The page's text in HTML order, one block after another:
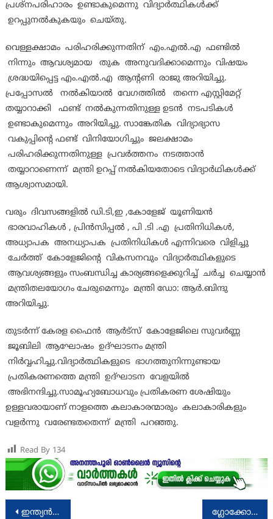
പ്രശ്‌നപരിഹാരം ഉണ്ടാകുമെന്നു വിദ്യാർത്ഥികൾക്ക്
ഉറപ്പുനൽകുകയും ചെയ്തു.
വെള്ളക്ഷാമം പരിഹരിക്കുന്നതിന് എം.എൽ.എ ഫണ്ടിൽ
നിന്നും ആവശ്യമായ തുക അനുവദിക്കാമെന്നും വിഷയം
ശ്രദ്ധയിപ്പെട്ട എം.എൽ.എ ആന്റണി രാജു അറിയിച്ചു.
പ്രപ്പോസൽ നൽകിയാൽ വേഗത്തിൽ തന്നെ എസ്റ്റിമേറ്റ്
തയ്യാറാക്കി ഫണ്ട് നൽകുന്നതിനുള്ള ഉടൻ നടപടികൾ
ഉണ്ടാകുമെന്നും അറിയിച്ചു. സാങ്കേതിക വിദ്യാഭ്യാസ
വകുപ്പിന്റെ ഫണ്ട് വിനിയോഗിച്ചും ജലക്ഷാമം
പരിഹരിക്കുന്നതിനുള്ള പ്രവർത്തനം നടത്താൻ
തയ്യാറാണെന്ന് മന്ത്രി ഉറപ്പ് നൽകിയതോടെ വിദ്യാർഥികൾക്ക്
ആശ്വാസമായി.
വരും ദിവസങ്ങളിൽ ഡി.ടി,ഇ ,കോളേജ് യൂണിയൻ
ഭാരവാഹികൾ , പ്രിൻസിപ്പൽ , പി .ടി .എ പ്രതിനിധികൾ,
അധ്യാപക അനധ്യാപക പ്രതിനിധികൾ എന്നിവരെ വിളിച്ചു
ചേർത്ത് കോളേജിന്റെ വികസനവും വിദ്യാർത്ഥികളുടെ
ആവശ്യങ്ങളും സംബന്ധിച്ച കാര്യങ്ങളെക്കുറിച്ച് ചർച്ച ചെയ്യാൻ
മന്ത്രിതലയോഗം ചേരുമെന്നും മന്ത്രി ഡോ: ആർ.ബിന്ദു
അറിയിച്ചു.
തുടർന്ന് കേരള ഫൈൻ ആർട്സ് കോളേജിലെ സുവർണ്ണ
ജൂബിലി ആഘോഷം ഉദ്ഘാടനം മന്ത്രി
നിർവ്വഹിച്ചു.വിദ്യാർത്ഥികളുടെ ഭാഗത്തുനിന്നുണ്ടായ
പ്രതികരണത്തെ മന്ത്രി ഉദ്‌ഘാടന വേളയിൽ
അഭിനന്ദിച്ചു.സാമൂഹ്യബോധവും പ്രതികരണ ശേഷിയും
ഉള്ളവരായാണ് നാളത്തെ കലാകാരന്മാരും കലാകാരികളും
വളർന്നു വരേണ്ടതതെന്ന് മന്ത്രി പറഞ്ഞു.
Read By 134
Post
ഇന്ത്യൻ തിരഞ്ഞെടുപ്പ് കമ്മീഷൻ നിർദേശങ്ങൾ ക്ഷണിച്ചു ഗ്ലോക്കോമ ബോധവത്കരണ പരിപാടി സംഘടിപ്പിച്ചു